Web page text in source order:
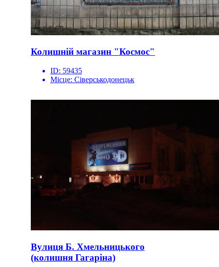
Колишній магазин "Космос"
ID: 59435
Місце: Сіверськодонецьк
Вулиця Б. Хмельницького
(колишня Гагаріна)